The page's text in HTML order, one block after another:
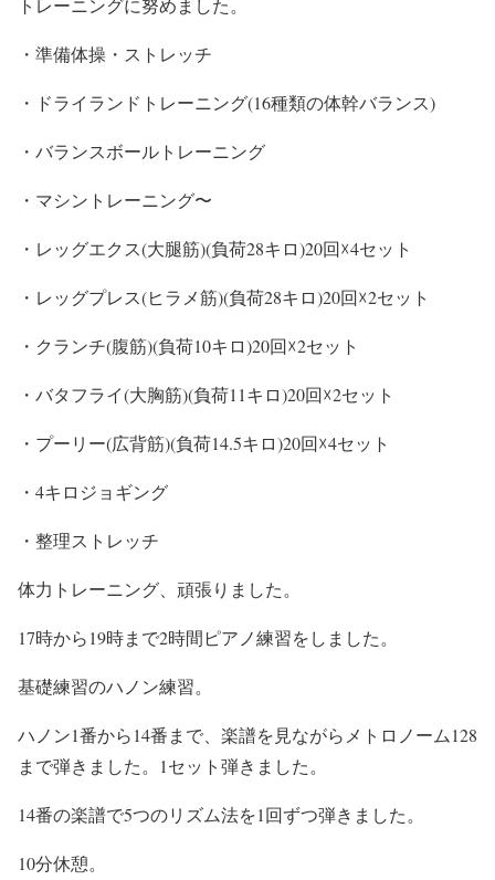
トレーニングに努めました。
・準備体操・ストレッチ
・ドライランドトレーニング(16種類の体幹バランス)
・バランスボールトレーニング
・マシントレーニング〜
・レッグエクス(大腿筋)(負荷28キロ)20回☓4セット
・レッグプレス(ヒラメ筋)(負荷28キロ)20回☓2セット
・クランチ(腹筋)(負荷10キロ)20回☓2セット
・バタフライ(大胸筋)(負荷11キロ)20回☓2セット
・プーリー(広背筋)(負荷14.5キロ)20回☓4セット
・4キロジョギング
・整理ストレッチ
体力トレーニング、頑張りました。
17時から19時まで2時間ピアノ練習をしました。
基礎練習のハノン練習。
ハノン1番から14番まで、楽譜を見ながらメトロノーム128
まで弾きました。1セット弾きました。
14番の楽譜で5つのリズム法を1回ずつ弾きました。
10分休憩。